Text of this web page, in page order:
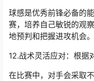
球感是优秀前锋必备的
赛，培养自己敏锐的观
地预判和把握进攻机会。
12.战术灵活应对：根据
在比赛中，对手会采取